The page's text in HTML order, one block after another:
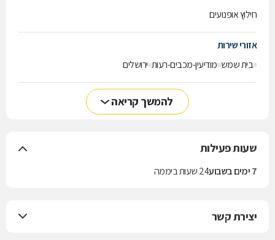
חילוץ אופנועים
אזורי שירות
בית שמש מודיעין-מכבים-רעות ירושלים
להמשך קריאה
שעות פעילות
7 ימים בשבוע 24 שעות ביממה
יצירת קשר